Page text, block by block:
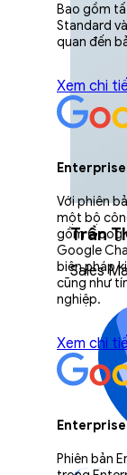
Trần
Sales
Bao gồm
Standard
quan đến
Xem chi
Với phiên
một bộ
gồm
Google
biện pháp
cũng như
nghiệp.
Xem chi
Enterprise
Phiên bản